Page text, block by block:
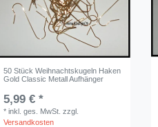
50 Stück Weihnachtskugeln Haken
Gold Classic Metall Aufhänger
5,99 € *
*inkl. ges. MwSt. zzgl.
Versandkosten